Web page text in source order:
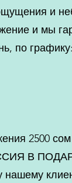
и
и мы
по графику:
2500 сом
В